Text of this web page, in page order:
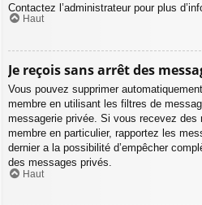
Contactez l’administrateur pour plus
Haut
Je reçois sans arrêt des
Vous pouvez supprimer
membre en utilisant les filtres de
messagerie privée. Si vous recevez des
membre en particulier, rapportez les
dernier a la possibilité d’empêcher
des messages privés.
Haut